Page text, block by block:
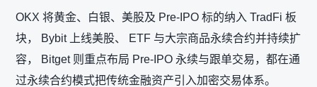
OKX 将黄金、白银、美股及 Pre-IPO 标的纳入 TradFi 板
块， Bybit 上线美股、 ETF 与大宗商品永续合约并持续扩
容， Bitget 则重点布局 Pre-IPO 永续与跟单交易，都在通
过永续合约模式把传统金融资产引入加密交易体系。